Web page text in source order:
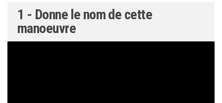
1 - Donne le nom de cette
manoeuvre